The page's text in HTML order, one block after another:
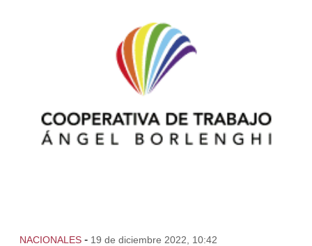
NACIONALES - 19 de diciembre 2022, 10:42